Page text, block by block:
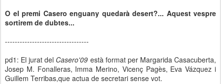
O el premi Casero enguany quedarà desert?... Aquest vespre
sortirem de dubtes...
----------------------------------
pd1: El jurat del Casero'09 està format per Margarida Casacuberta,
Josep M. Fonalleras, Imma Merino, Vicenç Pagès, Eva Vázquez i
Guillem Terribas,que actua de secretari sense vot.